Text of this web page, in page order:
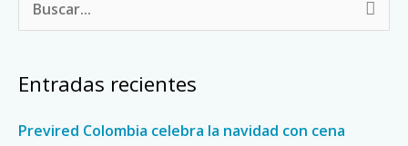
a
Entradas recientes
Previred Colombia celebra la navidad con cena